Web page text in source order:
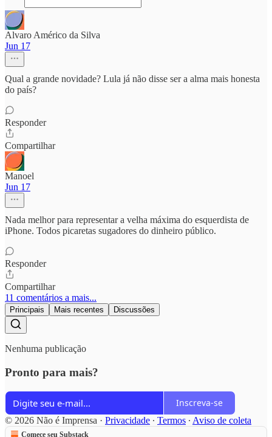
Alvaro Américo da Silva
Jun 17
Qual a grande novidade? Lula já não disse ser a alma mais honesta
do país?
Responder
Compartilhar
Manoel
Jun 17
Nada melhor para representar a velha máxima do esquerdista de
iPhone. Todos picaretas sugadores do dinheiro público.
Responder
Compartilhar
11 comentários a mais...
Principais Mais recentes Discussões
Nenhuma publicação
Pronto para mais?
Inscreva-se
© 2026 Não é Imprensa · Privacidade ∙ Termos ∙ Aviso de coleta
Comece seu Substack